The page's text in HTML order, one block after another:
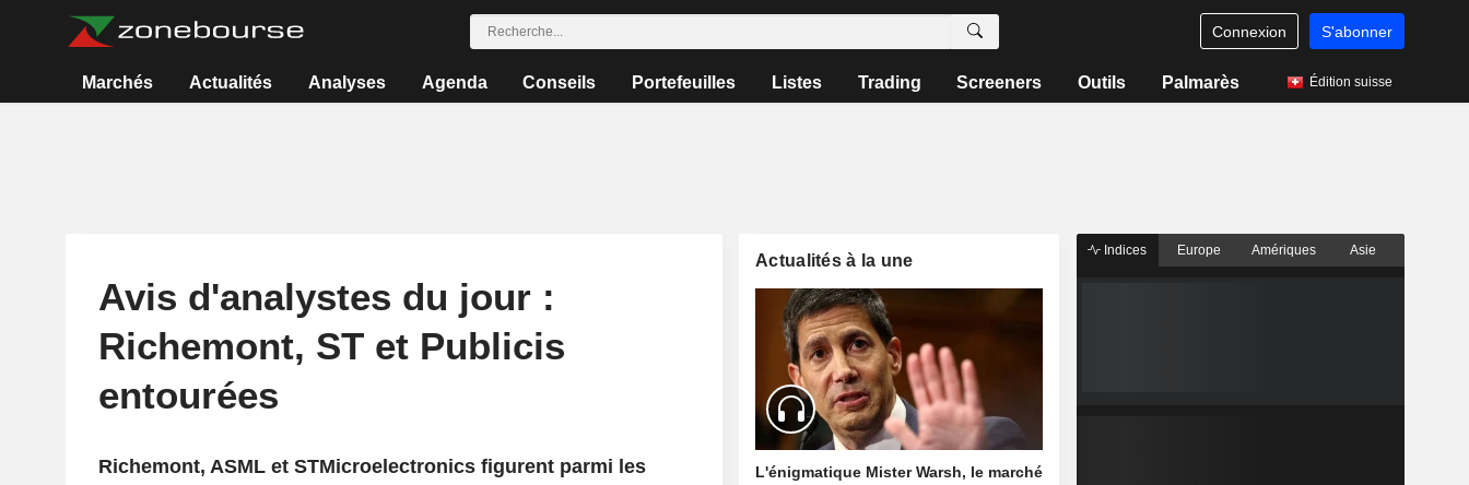
Connexion S'abonner
Marchés Actualités Analyses Agenda Conseils Portefeuilles Listes Trading Screeners Outils Palmarès Édition suisse
Avis d'analystes du jour :
Richemont, ST et Publicis
entourées
Richemont, ASML et STMicroelectronics figurent parmi les
Actualités à la une
L'énigmatique Mister Warsh, le marché
Indices Europe Amériques Asie